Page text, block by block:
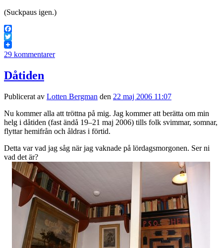
(Suckpaus igen.)
Facebook
Twitter
29 kommentarer
Dåtiden
Publicerat av Lotten Bergman den 22 maj 2006 11:07
Nu kommer alla att tröttna på mig. Jag kommer att berätta om min
helg i dåtiden (fast ändå 19–21 maj 2006) tills folk svimmar, somnar,
flyttar hemifrån och åldras i förtid.
Detta var vad jag såg när jag vaknade på lördagsmorgonen. Ser ni
vad det är?